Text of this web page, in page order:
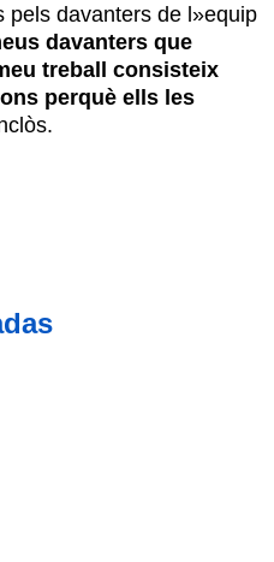
pels davanters de l»equip
davanters que
treball consisteix
perquè ells les